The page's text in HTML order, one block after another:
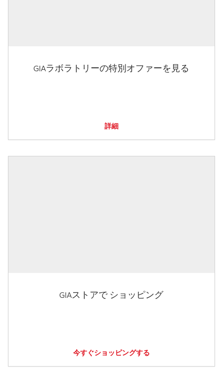
GIAラボラトリーの特別オファーを見る
詳細
GIAストアで ショッピング
今すぐショッピングする